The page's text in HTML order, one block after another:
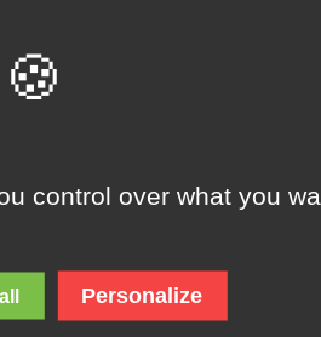
control over what you
Personalize